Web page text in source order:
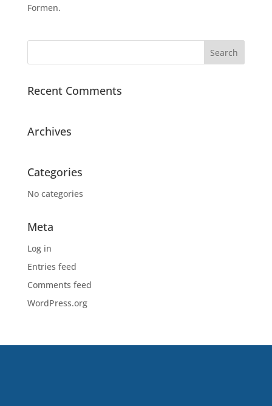
Formen.
Recent Comments
Archives
Categories
No categories
Meta
Log in
Entries feed
Comments feed
WordPress.org